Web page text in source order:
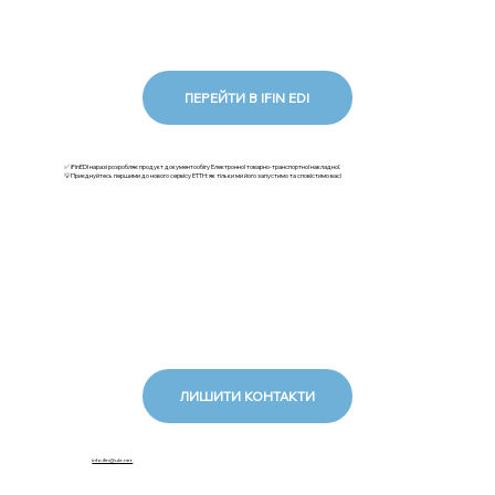
ПЕРЕЙТИ В IFIN EDI
✅ iFinEDI наразі розробляє продукт документообігу Електронної товарно-транспортної накладної.
💡Приєднуйтесь першими до нового сервісу ЕТТН: як тільки ми його запустимо та сповістимо вас!
ЛИШИТИ КОНТАКТИ
info.ifin@ukr.net